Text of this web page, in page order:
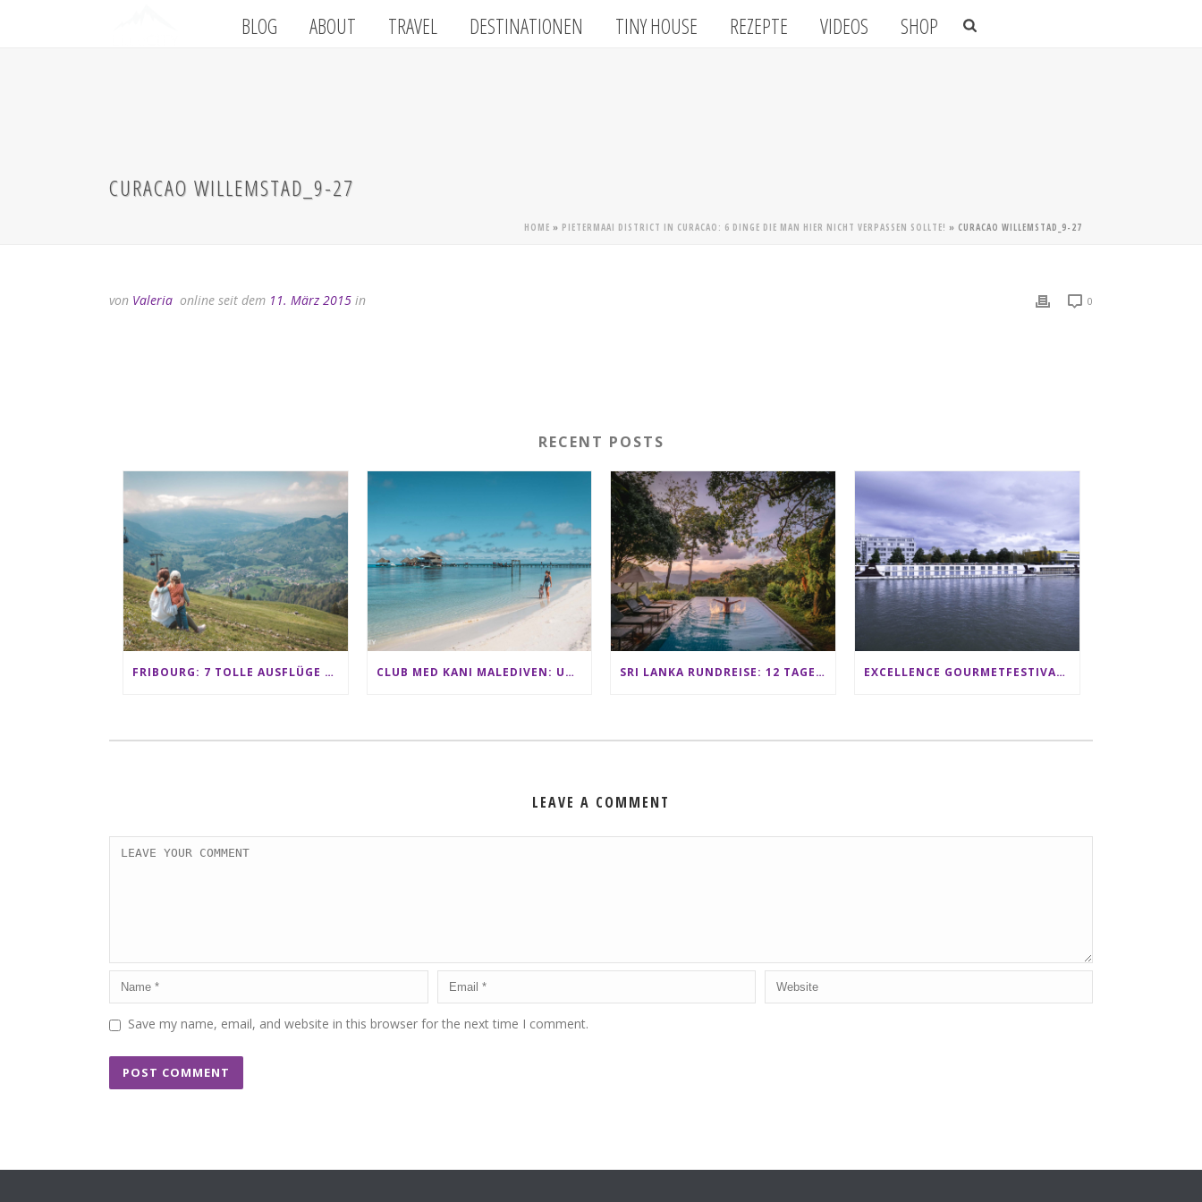
BLOG ABOUT TRAVEL DESTINATIONEN TINY HOUSE REZEPTE VIDEOS SHOP
CURACAO WILLEMSTAD_9-27
HOME » PIETERMAAI DISTRICT IN CURACAO: 6 DINGE DIE MAN HIER NICHT VERPASSEN SOLLTE! » CURACAO WILLEMSTAD_9-27
von Valeria online seit dem 11. März 2015 in 0
RECENT POSTS
FRIBOURG: 7 TOLLE AUSFLÜGE FÜR FAMILIEN VON CHARMEY BIS LES PACCOTS CLUB MED KANI MALEDIVEN: UNSERE ERFAHRUNGEN IM ALL-INCLUSIVE PARADIES SRI LANKA RUNDREISE: 12 TAGE ZWISCHEN ELEFANTEN, TEEPLANTAGEN & STRAND ALS FAMILIE EXCELLENCE GOURMETFESTIVAL ´25: ZWEI STERNEKÖCHE ANTONIO GUIDA & DARIO MORESCO VERWÖHNEN IHRE GÄSTE AUF EINER LUXERIÖSEN SCHIFFSREISE
LEAVE A COMMENT
Save my name, email, and website in this browser for the next time I comment.